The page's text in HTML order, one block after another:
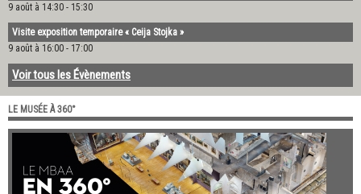
9 août à 14:30 - 15:30
Visite exposition temporaire « Ceija Stojka »
9 août à 16:00 - 17:00
Voir tous les Évènements
LE MUSÉE À 360°